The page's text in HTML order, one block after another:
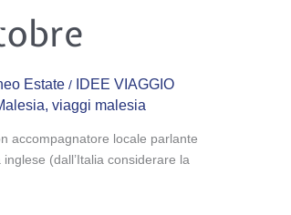
Estate /
IDEE VIAGGIO
, viaggi malesia
accompagnatore locale parlante
(dall’Italia considerare la